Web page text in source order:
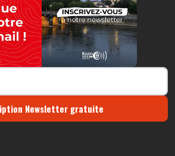
Newsletter gratuite